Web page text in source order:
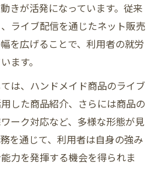
きが活発になっています。従来
ライブ配信を通じたネット販売
を広げることで、利用者の就労
ます。
は、ハンドメイド商品のライブ
した商品紹介、さらには商品の
ーク対応など、多様な形態が見
を通じて、利用者は自身の強み
力を発揮する機会を得られま